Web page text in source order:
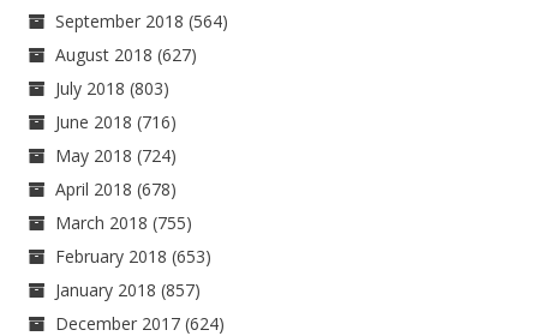
September 2018 (564)
August 2018 (627)
July 2018 (803)
June 2018 (716)
May 2018 (724)
April 2018 (678)
March 2018 (755)
February 2018 (653)
January 2018 (857)
December 2017 (624)